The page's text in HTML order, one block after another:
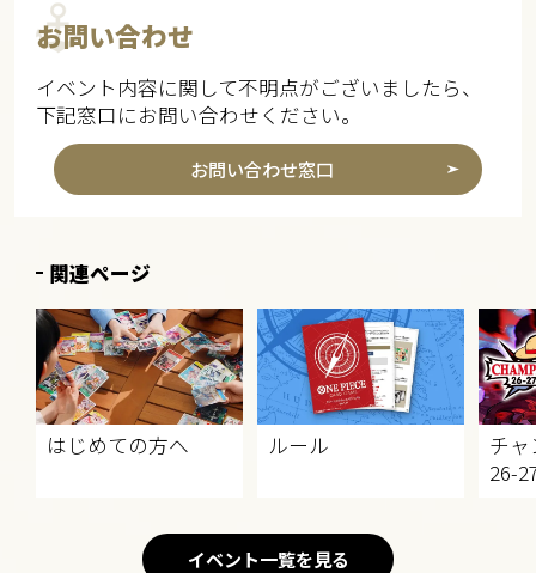
お問い合わせ
イベント内容に関して不明点がございましたら、
下記窓口にお問い合わせください。
お問い合わせ窓口
関連ページ
はじめての方へ ルール
チ
26-
イベント一覧を見る